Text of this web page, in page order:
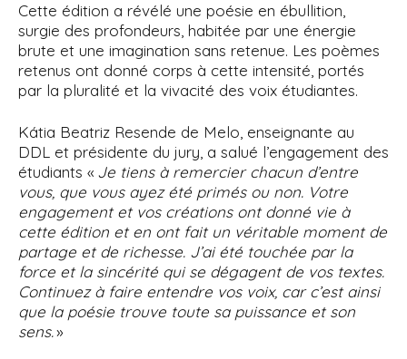
Cette édition a révélé une poésie en ébullition,
surgie des profondeurs, habitée par une énergie
brute et une imagination sans retenue. Les poèmes
retenus ont donné corps à cette intensité, portés
par la pluralité et la vivacité des voix étudiantes.
Kátia Beatriz Resende de Melo, enseignante au
DDL et présidente du jury, a salué l’engagement des
étudiants « Je tiens à remercier chacun d’entre
vous, que vous ayez été primés ou non. Votre
engagement et vos créations ont donné vie à
cette édition et en ont fait un véritable moment de
partage et de richesse. J’ai été touchée par la
force et la sincérité qui se dégagent de vos textes.
Continuez à faire entendre vos voix, car c’est ainsi
que la poésie trouve toute sa puissance et son
sens.»